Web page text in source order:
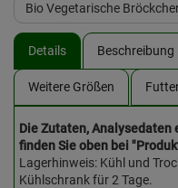
Bio Vegetarische
Details Beschreibung
Weitere Größen
Die Zutaten, Analysedaten
finden Sie oben bei
Lagerhinweis: Kühl und
Kühlschrank für 2 Tage.